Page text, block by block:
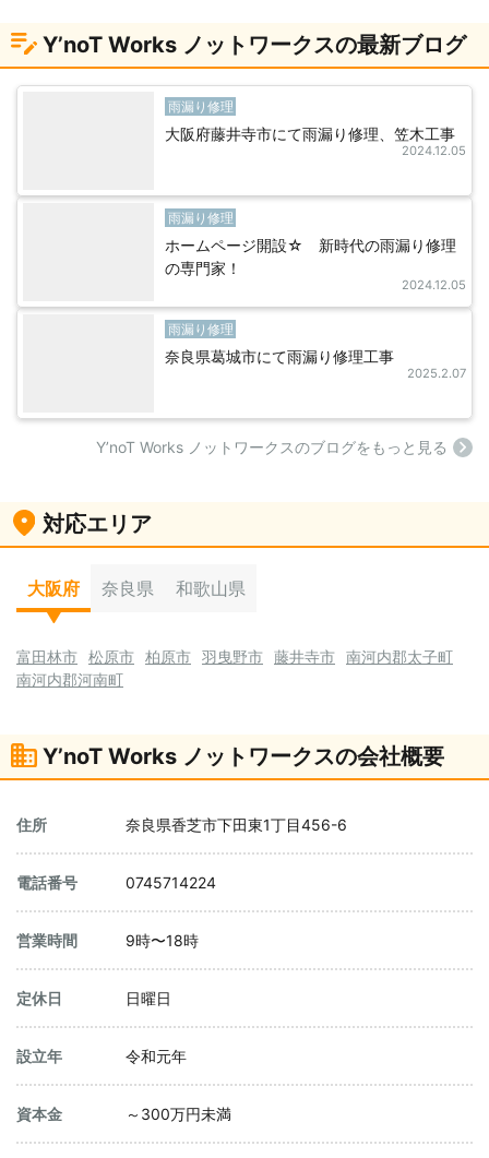
Y’noT Works ノットワークスの最新ブログ
雨漏り修理
大阪府藤井寺市にて雨漏り修理、笠木工事
2024.12.05
雨漏り修理
ホームページ開設☆ 新時代の雨漏り修理
の専門家！
2024.12.05
雨漏り修理
奈良県葛城市にて雨漏り修理工事
2025.2.07
Y’noT Works ノットワークスのブログをもっと見る
対応エリア
大阪府 奈良県 和歌山県
富田林市 松原市 柏原市 羽曳野市 藤井寺市 南河内郡太子町
南河内郡河南町
Y’noT Works ノットワークスの会社概要
住所 奈良県香芝市下田東1丁目456-6
電話番号 0745714224
営業時間 9時〜18時
定休日 日曜日
設立年 令和元年
資本金 ～300万円未満